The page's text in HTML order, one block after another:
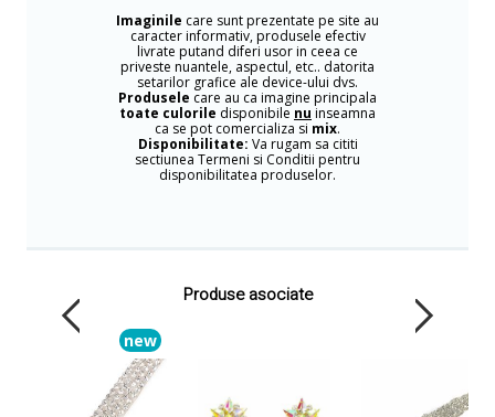
Imaginile care sunt prezentate pe site au
caracter informativ, produsele efectiv
livrate putand diferi usor in ceea ce
priveste nuantele, aspectul, etc.. datorita
setarilor grafice ale device-ului dvs.
Produsele care au ca imagine principala
toate culorile disponibile nu inseamna
ca se pot comercializa si mix.
Disponibilitate: Va rugam sa cititi
sectiunea Termeni si Conditii pentru
disponibilitatea produselor.
Produse asociate
new